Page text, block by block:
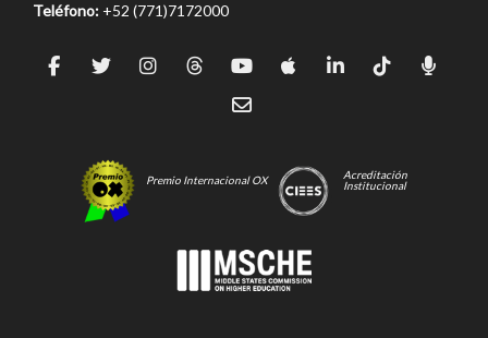
Teléfono: +52 (771)7172000
Premio Internacional OX
Acreditación
Institucional